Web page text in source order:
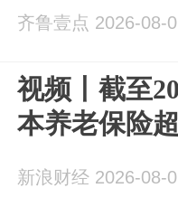
齐鲁壹点 2026-08-
视频丨截至
本养老保险
新浪财经 2026-08-